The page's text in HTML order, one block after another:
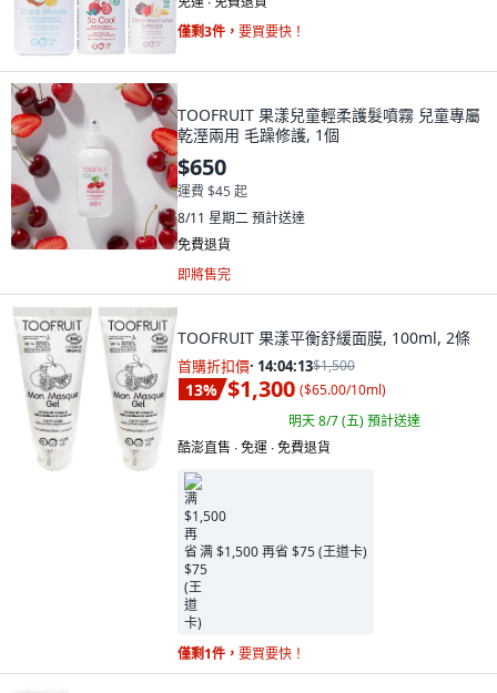
僅剩3件， 要買要快！
TOOFRUIT 果漾兒童輕柔護髮噴霧 兒童專屬
乾溼兩用 毛躁修護, 1個
$650
運費 $45 起
8/11 星期二預計送達
免費退貨
即將售完
TOOFRUIT 果漾平衡舒緩面膜, 100ml, 2條
首購折扣價· 14:04:11$1,500
13% $1,300 ($65.00/10ml)
明天 8/7 (五)預計送達
酷澎直售 ∙ 免運 ∙ 免費退貨
满 $1,500 再省 $75 (王道卡)
僅剩1件， 要買要快！